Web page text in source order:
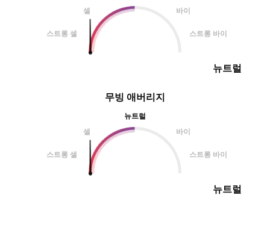
셀
바이
스트롱 셀 스트롱 바이
뉴트럴
무빙 애버리지
뉴트럴
셀
바이
스트롱 셀 스트롱 바이
뉴트럴